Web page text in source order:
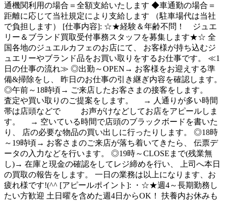
通機関利用の場合＝全額支給いたします ◆車通勤の場合＝
距離に応じて当社規定により支給します （駐車場代は当社
で負担します） [仕事内容]: ☆★経験＆年齢不問！ ジュエ
リー＆ブランド買取受付事務スタッフを募集します★☆ 全
国各地のジュエルカフェのお店にて、 お客様が持ち込むジ
ュエリーやブランド品をお買い取りをするお仕事です。 ≪1
日の仕事の流れ≫ ◎出勤～OPEN→ お客様をお迎えする準
備&掃除をし、 昨日のお仕事の引き継ぎ内容を確認します。
◎午前～18時頃→ ご来店したお客さまの接客をします。
査定や買い取りのご提案をします。 → 人通りが多い時間
帯は店頭などで お声がけなどしてお店をアピールしま
す。 → 空いている時間で店頭のブラックボードを書いた
り、 店の必要な物品の買い出しに行ったりします。 ◎18時
～19時頃→ お客さまのご来店が落ち着いてきたら、 伝票デ
ータの入力などを行います。 ◎19時～CLOSEまで(残業無
し)→ 在庫と現金の確認をしてレジ締めを行い、 上司へ本日
の買取の報告をします。 一日の業務は以上になります、お
疲れ様です!(^^ [アピールポイント]: ・☆★週4～長期勤務し
たい方歓迎 土日曜を含めた週4日からOK！ 扶養内お休みも